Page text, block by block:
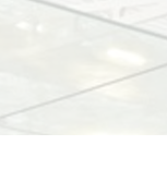
危険だと